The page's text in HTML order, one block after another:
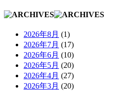
2026年8月 (1)
2026年7月 (17)
2026年6月 (10)
2026年5月 (20)
2026年4月 (27)
2026年3月 (20)